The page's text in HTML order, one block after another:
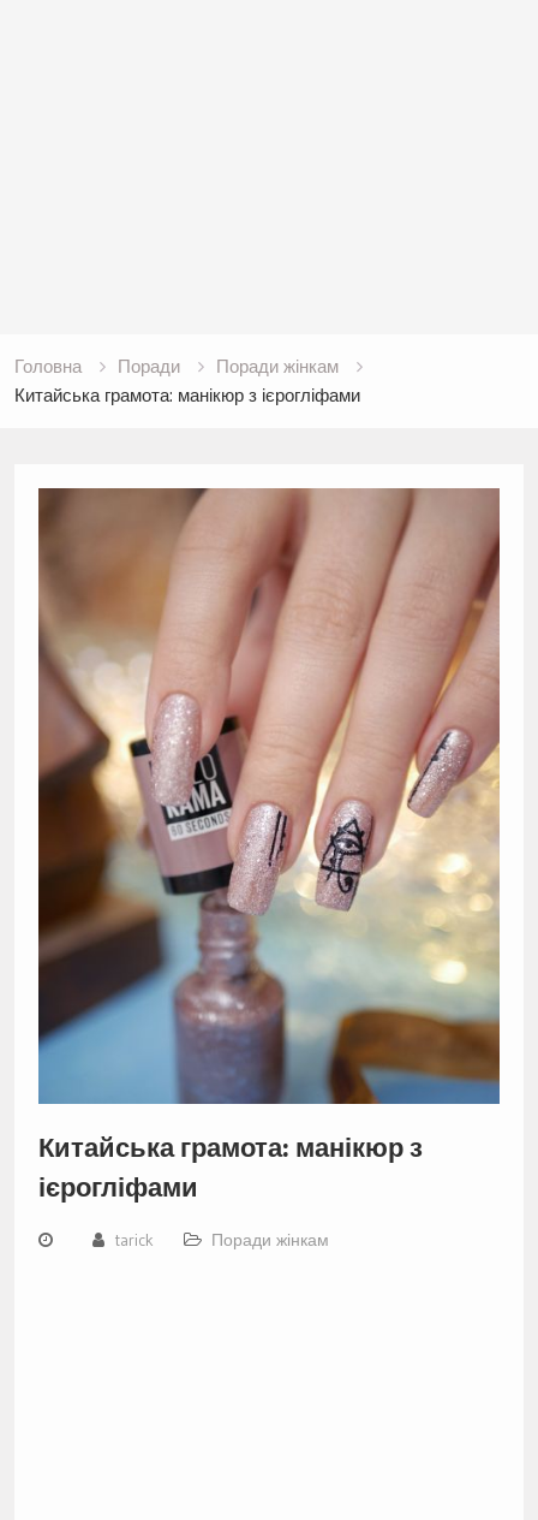
Головна Поради
Поради жінкам
Китайська грамота: манікюр з ієрогліфами
Китайська грамота: манікюр з
ієрогліфами
tarick Поради жінкам